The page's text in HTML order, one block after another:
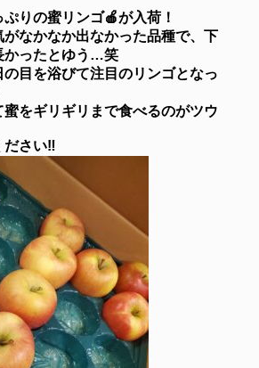
ぷりの蜜リンゴ🍎が入荷！
がなかなか出なかった品種で、下
かったとゆう…笑
目を浴びて注目のリンゴとなっ
をギリギリまで食べるのがツウ
ださい‼️